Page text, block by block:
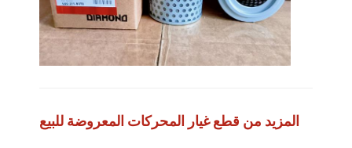
المزيد من قطع غيار المحركات المعروضة للبيع